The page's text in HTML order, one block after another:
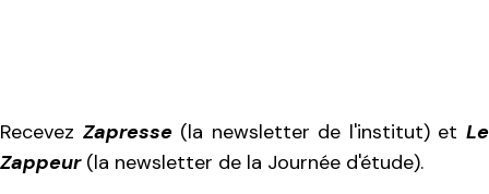
Recevez Zapresse(la newsletter de l'institut) etLe
Zappeur(la newsletter de la Journée d'étude).